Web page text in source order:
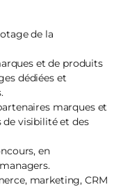
de la
et de produits
dédiées et
marques et
de visibilité et des
en
marketing, CRM